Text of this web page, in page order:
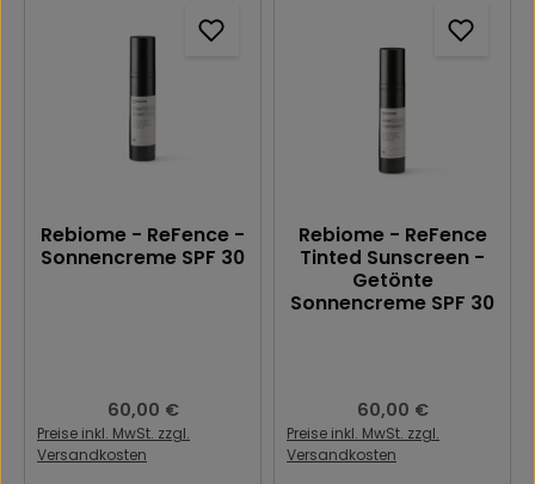
Rebiome - ReFence -
Sonnencreme SPF 30
Regulärer Preis:
60,00 €
Preise inkl. MwSt. zzgl.
Versandkosten
Rebiome - ReFence
Tinted Sunscreen -
Getönte
Sonnencreme SPF 30
Regulärer Preis:
60,00 €
Preise inkl. MwSt. zzgl.
Versandkosten